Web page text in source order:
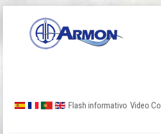
Flash informativo Video